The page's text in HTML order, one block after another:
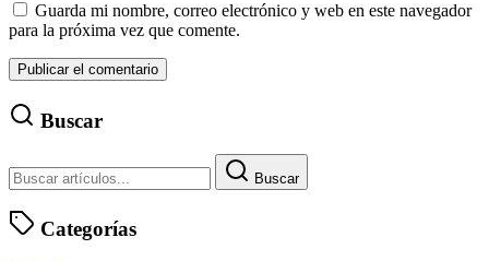
Guarda mi nombre, correo electrónico y web en este navegador
para la próxima vez que comente.
Buscar
Buscar
Categorías